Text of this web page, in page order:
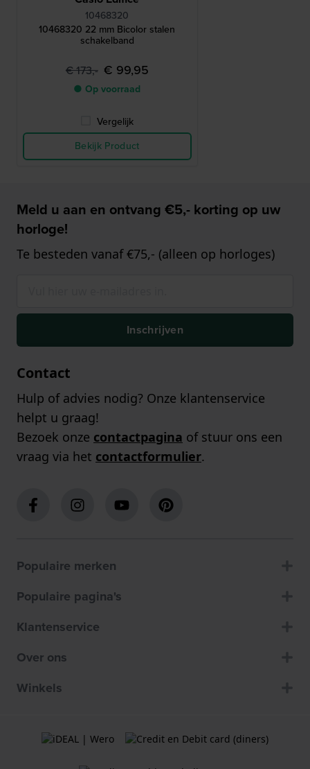
10468320
10468320 22 mm Bicolor stalen
schakelband
€ 173,- € 99,95
● Op voorraad
Vergelijk
Bekijk Product
Meld u aan en ontvang €5,- korting op uw
horloge!
Te besteden vanaf €75,- (alleen op horloges)
Inschrijven
Contact
Hulp of advies nodig? Onze klantenservice
helpt u graag!
Bezoek onze contactpagina of stuur ons een
vraag via het contactformulier.
Populaire merken
Populaire pagina's
Klantenservice
Over ons
Winkels